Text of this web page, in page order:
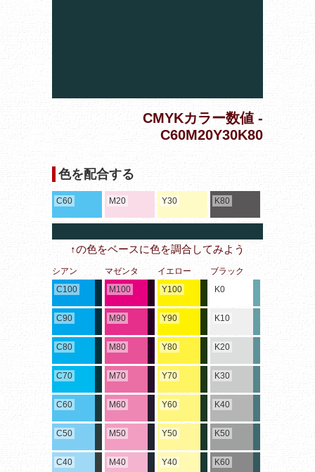
CMYKカラー数値 -
C60M20Y30K80
色を配合する
C60 M20 Y30 K80
↑の色をベースに色を調合してみよう
シアン
C100
C90
C80
C70
C60
C50
C40
マゼンタ
M100
M90
M80
M70
M60
M50
M40
イエロー
Y100
Y90
Y80
Y70
Y60
Y50
Y40
ブラック
K0
K10
K20
K30
K40
K50
K60